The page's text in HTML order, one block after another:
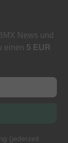
News und
einen 5 EUR
(jederzeit